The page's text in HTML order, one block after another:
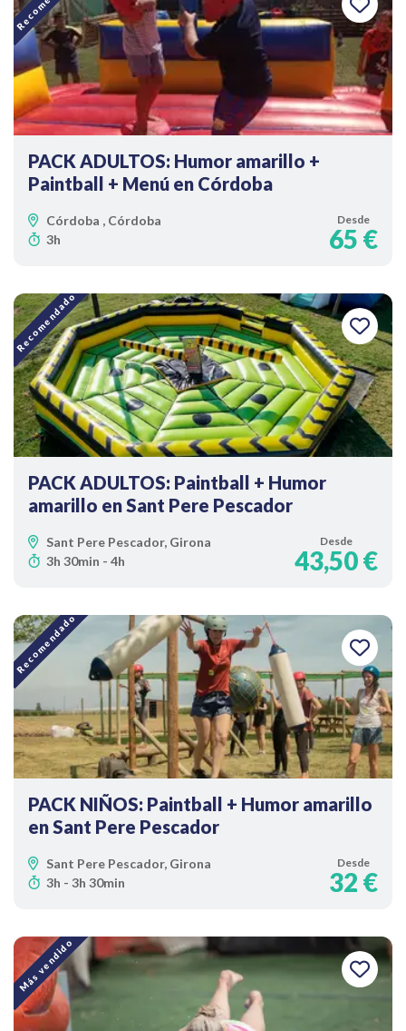
PACK ADULTOS: Humor amarillo +
Paintball + Menú en Córdoba
Córdoba , Córdoba
3h
Desde
65 €
Recomendado
PACK ADULTOS: Paintball + Humor
amarillo en Sant Pere Pescador
Sant Pere Pescador, Girona
3h 30min - 4h
Desde
43,50 €
Recomendado
PACK NIÑOS: Paintball + Humor amarillo
en Sant Pere Pescador
Sant Pere Pescador, Girona
3h - 3h 30min
Desde
32 €
Más vendido